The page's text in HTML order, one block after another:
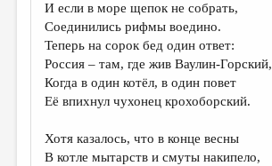
И если в море щепок не собрать,
Соединились рифмы воедино.
Теперь на сорок бед один ответ:
Россия – там, где жив Ваулин-Горский,
Когда в один котёл, в один повет
Её впихнул чухонец крохоборский.
Хотя казалось, что в конце весны
В котле мытарств и смуты накипело,